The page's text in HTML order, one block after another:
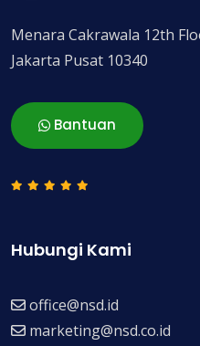
Menara Cakrawala 12th
Jakarta Pusat 10340
Bantuan
Hubungi Kami
office@nsd.id
marketing@nsd.co.id